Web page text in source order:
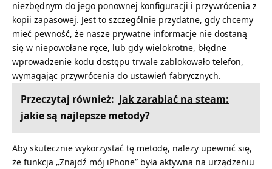
niezbędnym do jego ponownej konfiguracji i przywrócenia z
kopii zapasowej. Jest to szczególnie przydatne, gdy chcemy
mieć pewność, że nasze prywatne informacje nie dostaną
się w niepowołane ręce, lub gdy wielokrotne, błędne
wprowadzenie kodu dostępu trwale zablokowało telefon,
wymagając przywrócenia do ustawień fabrycznych.
Przeczytaj również: Jak zarabiać na steam:
jakie są najlepsze metody?
Aby skutecznie wykorzystać tę metodę, należy upewnić się,
że funkcja „Znajdź mój iPhone” była aktywna na urządzeniu